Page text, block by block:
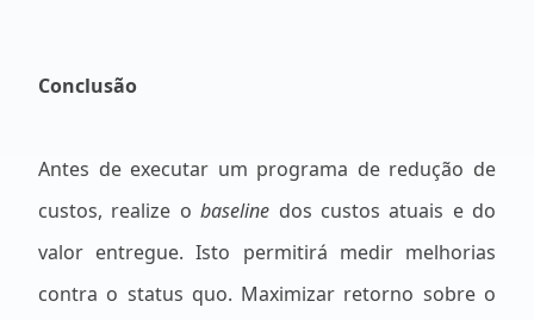
Conclusão
Antes de executar um programa de redução de
custos, realize obaseline dos custos atuais e do
valor entregue. Isto permitirá medir melhorias
contra o status quo. Maximizar retorno sobre o